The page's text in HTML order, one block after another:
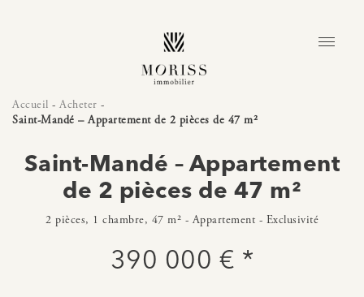
Accueil - Acheter -
Saint-Mandé – Appartement de 2 pièces de 47 m²
Saint-Mandé – Appartement
de 2 pièces de 47 m²
2 pièces, 1 chambre, 47 m² - Appartement - Exclusivité
390 000 € *